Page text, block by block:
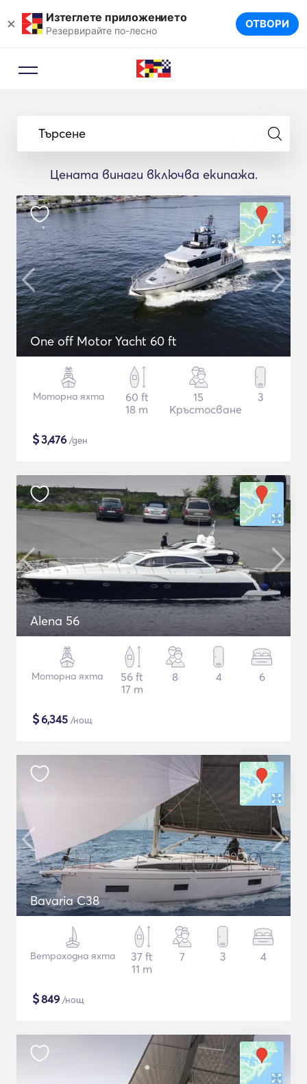
× Изтеглете приложението
Резервирайте по-лесно ОТВОРИ
Търсене
Цената винаги включва екипажа.
One off Motor Yacht 60 ft
Моторна яхта
60 ft
18 m
15
Кръстосване
3
$3,476 /ден
Alena 56
Моторна яхта
56 ft
17 m
8 4 6
$6,345 /нощ
Bavaria C38
Ветроходна яхта
37 ft
11 m
7 3 4
$849 /нощ